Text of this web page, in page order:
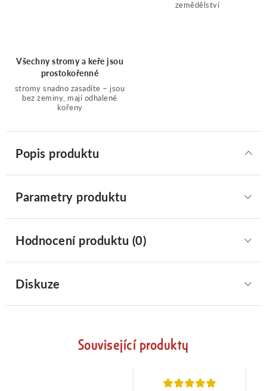
zemědělství
Všechny stromy a keře jsou
prostokořenné
stromy snadno zasadíte – jsou
bez zeminy, mají odhalené
kořeny
Popis produktu
Parametry produktu
Hodnocení produktu (0)
Diskuze
Související produkty